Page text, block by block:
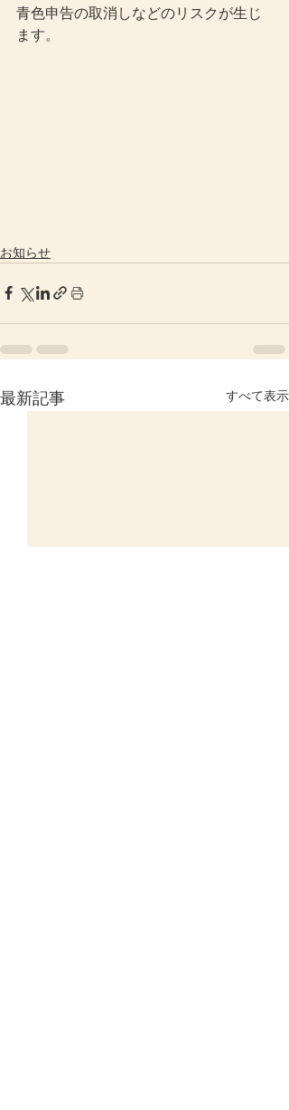
青色申告の取消しなどのリスクが生じ
ます。
お知らせ
最新記事 すべて表示